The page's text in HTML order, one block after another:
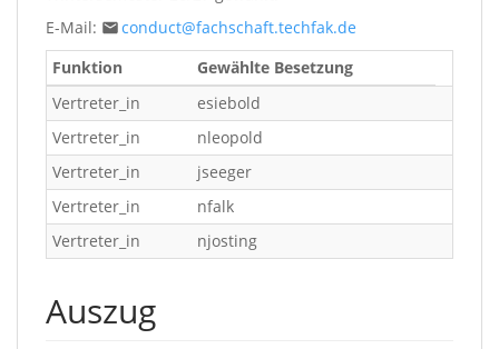
E-Mail:
conduct@fachschaft.techfak.de
Funktion
Gewählte Besetzung
Vertreter_in
esiebold
Vertreter_in
nleopold
Vertreter_in
jseeger
Vertreter_in
nfalk
Vertreter_in
njosting
Auszug